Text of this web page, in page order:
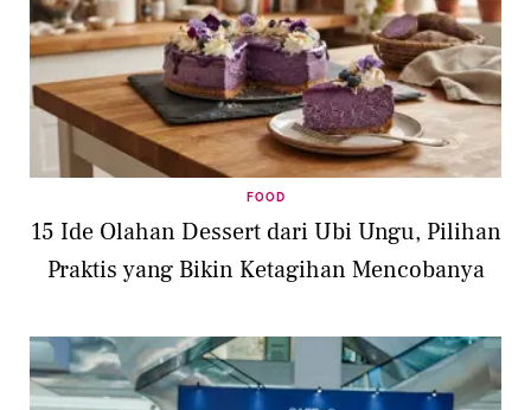
FOOD
15 Ide Olahan Dessert dari Ubi Ungu, Pilihan
Praktis yang Bikin Ketagihan Mencobanya